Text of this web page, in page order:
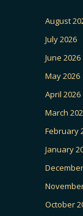
August
July 2026
June 2026
May 2026
April 2026
March
February
January
October